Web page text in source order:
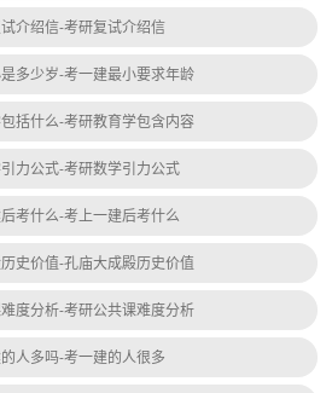
介绍信-考研复试介绍信
多少岁-考一建最小要求年龄
括什么-考研教育学包含内容
力公式-考研数学引力公式
考什么-考上一建后考什么
史价值-孔庙大成殿历史价值
度分析-考研公共课难度分析
人多吗-考一建的人很多